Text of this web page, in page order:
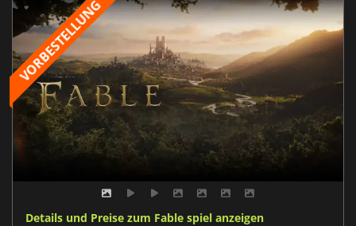
Details und Preise zum Fable spiel anzeigen